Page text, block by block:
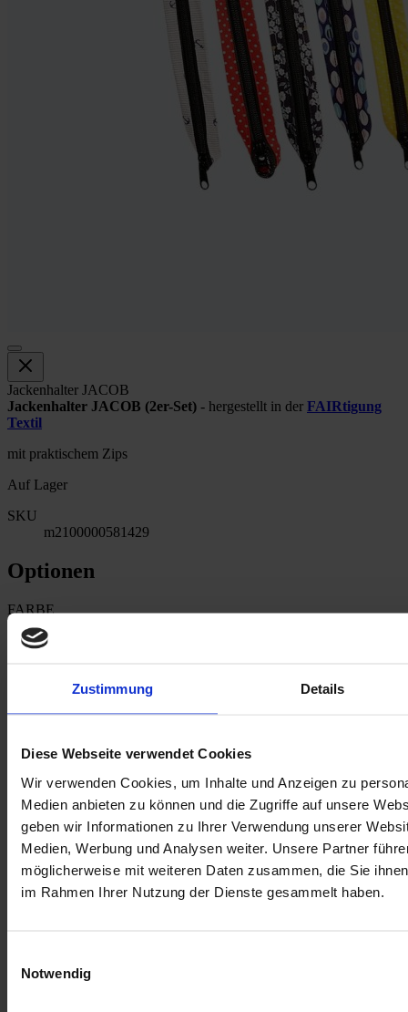
Zustimmung Details
Diese Webseite verwendet Cookies
Wir verwenden Cookies, um Inhalte und Anzeigen zu
Medien anbieten zu können und die Zugriffe auf unsere
geben wir Informationen zu Ihrer Verwendung unserer
Medien, Werbung und Analysen weiter. Unsere Partner
möglicherweise mit weiteren Daten zusammen, die Sie
im Rahmen Ihrer Nutzung der Dienste gesammelt haben.
Notwendig
Jackenhalter JACOB
Jackenhalter JACOB (2er-Set) - hergestellt in der FAIRtigung
Textil
mit praktischem Zips
Auf Lager
SKU
m2100000581429
Optionen
FARBE
16,00 €
Beschreibung
Beschreibung /Jackenhalter JACOB
Der Jackenhalter "JACOB" kombiniert modernes Design mit
praktischer Funktion. Durch den integrierten Zipsverschluss lassen
sich Jacken einfach und sicher befestigen. Schafft Ordnung auf
stilvolle Weise und überzeugt durch seine funktionale Handhabung
im Alltag.
Material: 100% Baumwolle